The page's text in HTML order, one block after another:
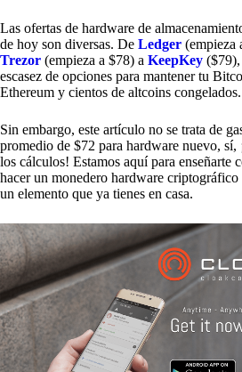
Las ofertas de hardware de
de hoy son diversas. De Ledger (empieza
Trezor (empieza a $78) a KeepKey
escasez de opciones para mantener tu
Ethereum y cientos de altcoins congelados.
Sin embargo, este artículo no se trata de
promedio de $72 para hardware nuevo, sí,
los cálculos! Estamos aquí para enseñarte
hacer un monedero hardware
un elemento que ya tienes en casa.